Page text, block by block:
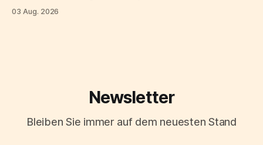
auf etwa 6 Millionen Euro beziffert, einige Schätzungen
03 Aug. 2026
Newsletter
Bleiben Sie immer auf dem neuesten Stand